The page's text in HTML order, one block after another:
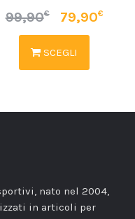
99,90€ 79,90€
SCEGLI
nato nel 2004,
in articoli per